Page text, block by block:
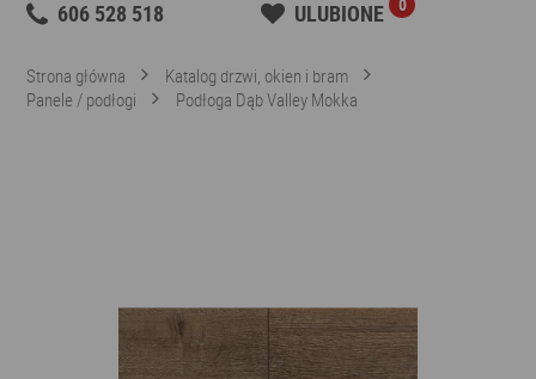
606 528 518
ULUBIONE
Strona główna
Katalog drzwi, okien i bram
Panele / podłogi
Podłoga Dąb Valley Mokka